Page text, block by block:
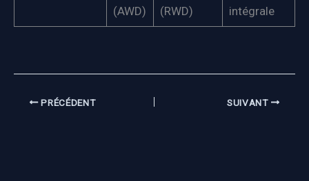
(AWD)
(RWD)
intégrale
PRÉCÉDENT SUIVANT